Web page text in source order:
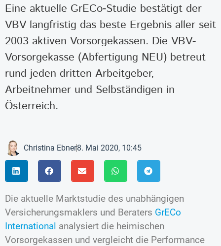
Eine aktuelle GrECo-Studie bestätigt der
VBV langfristig das beste Ergebnis aller seit
2003 aktiven Vorsorgekassen. Die VBV-
Vorsorgekasse (Abfertigung NEU) betreut
rund jeden dritten Arbeitgeber,
Arbeitnehmer und Selbständigen in
Österreich.
Christina Ebner8. Mai 2020, 10:45
Die aktuelle Marktstudie des unabhängigen
Versicherungsmaklers und Beraters GrECo
International analysiert die heimischen
Vorsorgekassen und vergleicht die Performance